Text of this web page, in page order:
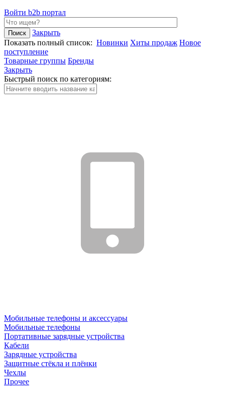
Войти b2b портал
Закрыть
Показать полный список: Новинки Хиты продаж Новое
поступление
Товарные группы Бренды
Закрыть
Быстрый поиск по категориям:
Мобильные телефоны и аксессуары
Мобильные телефоны
Портативные зарядные устройства
Кабели
Зарядные устройства
Защитные стёкла и плёнки
Чехлы
Прочее